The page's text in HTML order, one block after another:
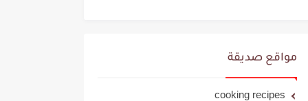
مواقع صديقة
cooking recipes